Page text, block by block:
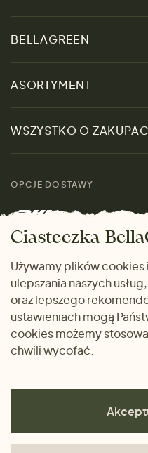
BELLAGREEN
Zrównoważoność
Skontaktuj się z nami
Marki
ASORTYMENT
Kobiety
Mężczyźni
Prezenty
WSZYSTKO O
rozmiarach
Zwrot towaru
Dlaczego warto kupować
u nas
OPCJE DOSTAWY
METODY PŁATNOŚCI
Ciasteczka
Używamy plików
ulepszania naszych
oraz lepszego
ustawieniach mogą
cookies możemy
chwili wycofać.